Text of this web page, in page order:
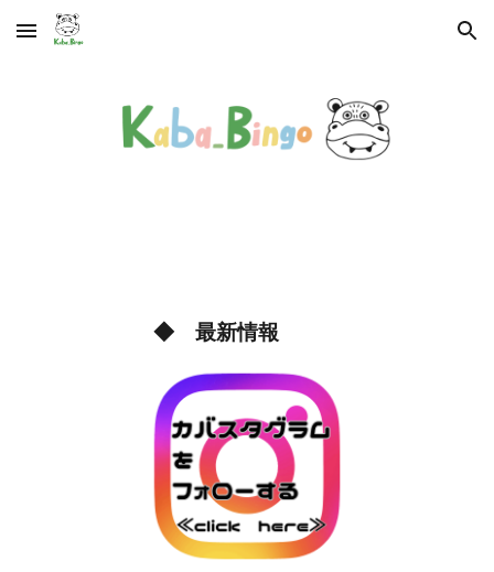
Skip to main content Skip to navigation
◆ 最新情報